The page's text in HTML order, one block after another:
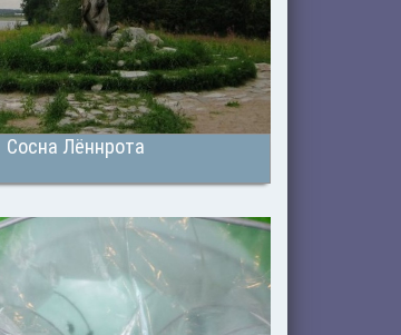
Сосна Лённрота